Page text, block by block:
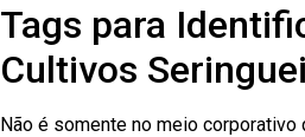
Tags para
Cultivos
Não é somente no meio corporativo